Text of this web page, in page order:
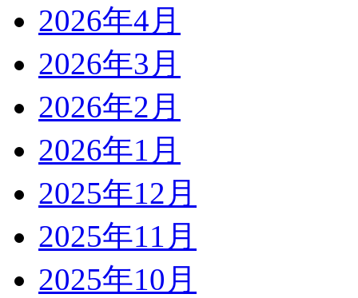
2026年4月
2026年3月
2026年2月
2026年1月
2025年12月
2025年11月
2025年10月